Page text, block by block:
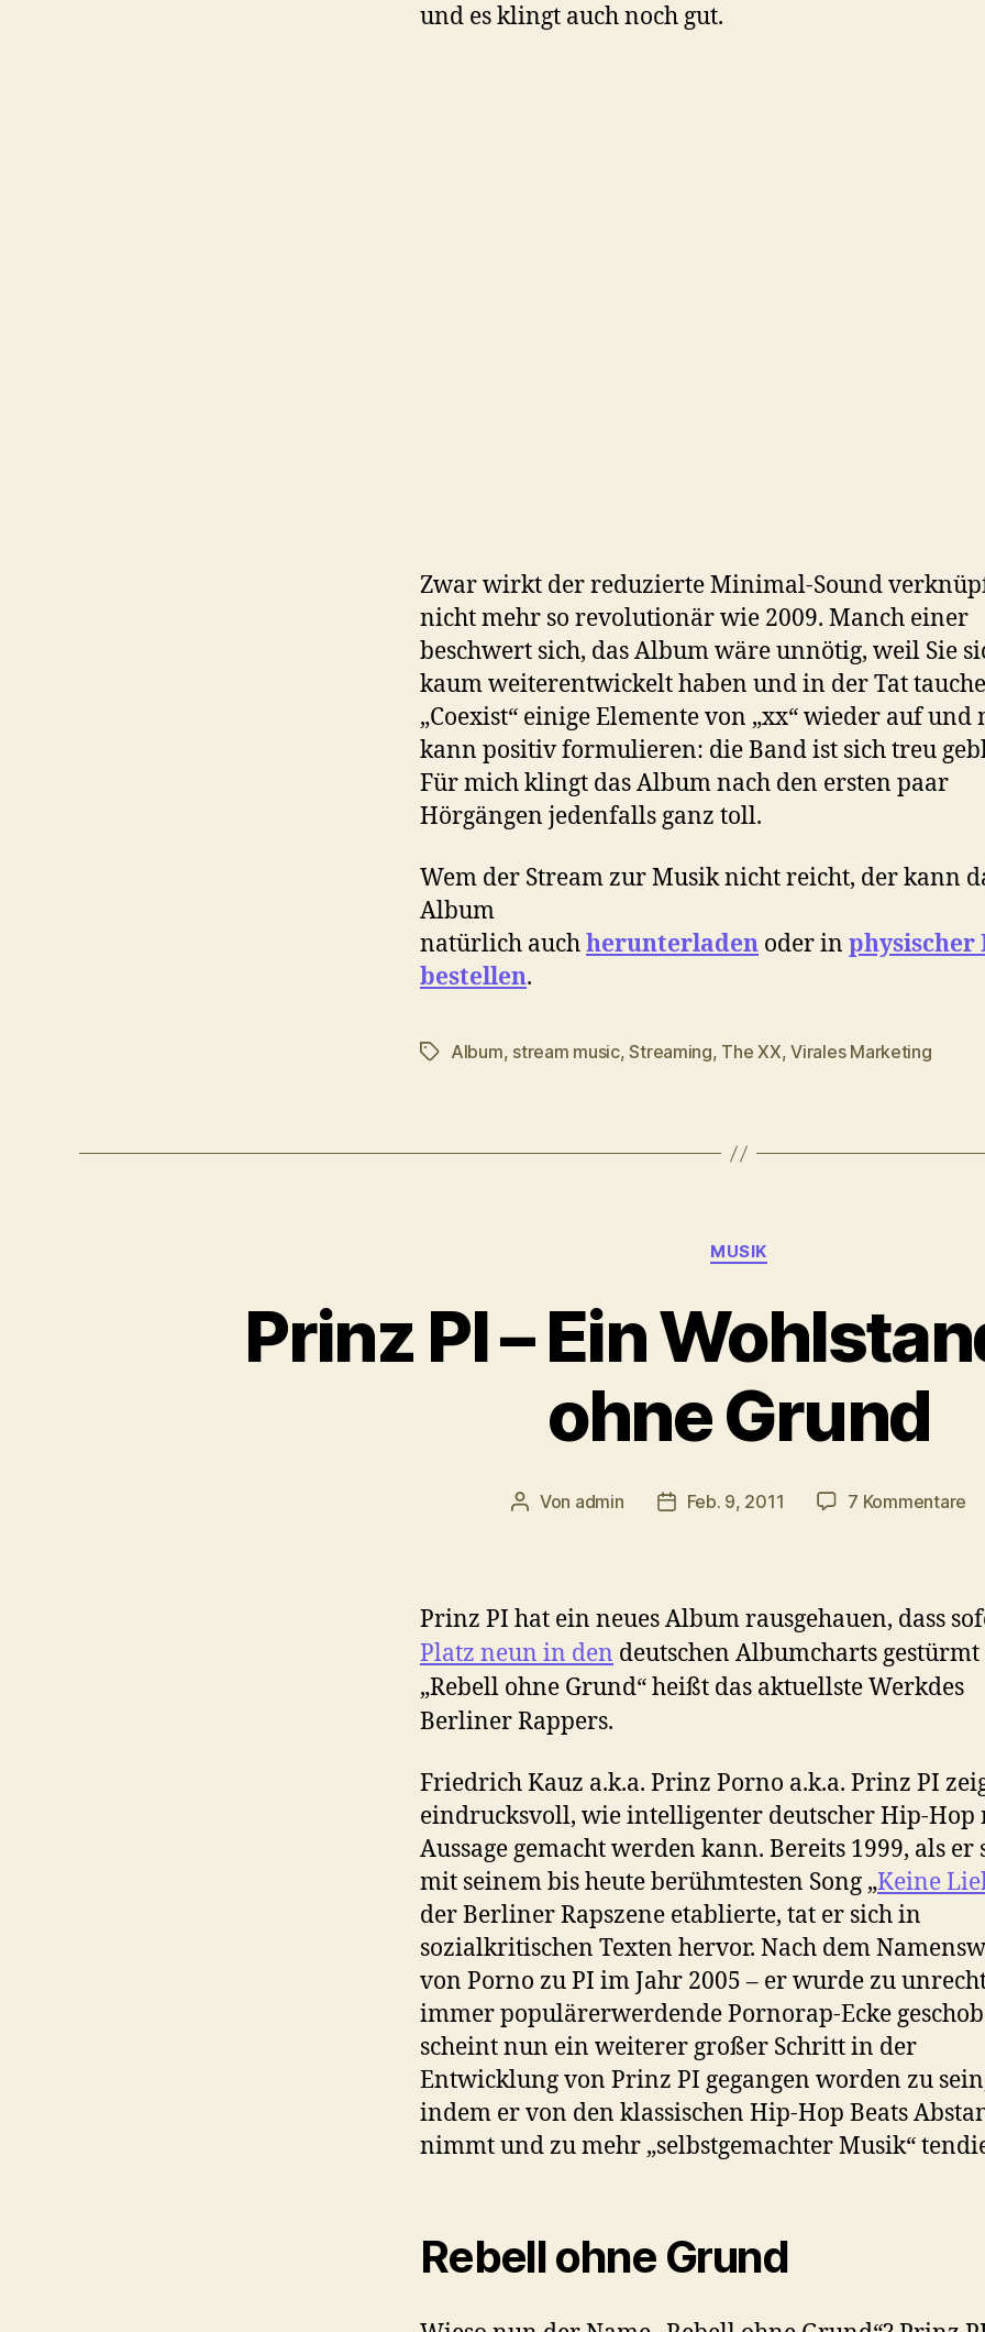
und es klingt auch noch gut.
Zwar wirkt der reduzierte Minimal-Sound
nicht mehr so revolutionär wie 2009. Manch einer
beschwert sich, das Album wäre unnötig, weil Sie
kaum weiterentwickelt haben und in der Tat
„Coexist“ einige Elemente von „xx“ wieder auf und
kann positiv formulieren: die Band ist sich treu
Für mich klingt das Album nach den ersten paar
Hörgängen jedenfalls ganz toll.
Wem der Stream zur Musik nicht reicht, der kann
Album
natürlich auchherunterladen oder in physischer
bestellen.
Schlagwörter
Album, stream music,Streaming, The XX,Virales Marketing
Kategorien
MUSIK
Prinz PI – Ein
ohne Grund
Beitragsautor
Von admin Veröffentlichungsdatum
Feb. 9, 2011 7 Kommentare
Ein
Prinz PI hat ein neues Album rausgehauen, dass
Platz neun in den deutschen Albumcharts gestürmt
„Rebell ohne Grund“ heißt das aktuellste Werkdes
Berliner Rappers.
Friedrich Kauz a.k.a. Prinz Porno a.k.a. Prinz PI
eindrucksvoll, wie intelligenter deutscher Hip-Hop
Aussage gemacht werden kann. Bereits 1999, als er
mit seinem bis heute berühmtesten Song „Keine
der Berliner Rapszene etablierte, tat er sich in
sozialkritischen Texten hervor. Nach dem
von Porno zu PI im Jahr 2005 – er wurde zu
immer populärerwerdende Pornorap-Ecke
scheint nun ein weiterer großer Schritt in der
Entwicklung von Prinz PI gegangen worden zu
indem er von den klassischen Hip-Hop Beats
nimmt und zu mehr „selbstgemachter Musik“
Rebell ohne Grund